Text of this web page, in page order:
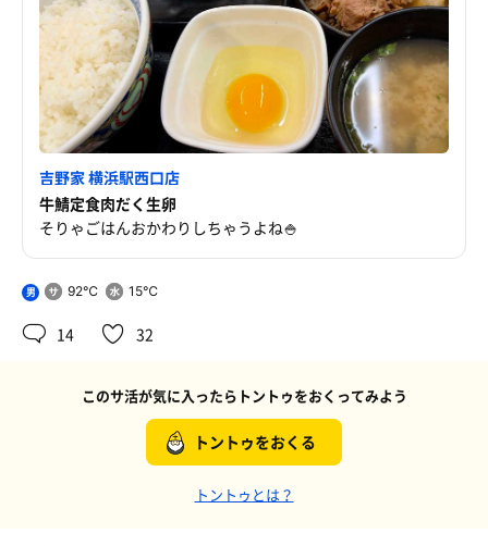
吉野家 横浜駅西口店
牛鯖定食肉だく生卵
そりゃごはんおかわりしちゃうよね🍚
男 92℃ 15℃
14 32
このサ活が気に入ったらトントゥをおくってみよう
トントゥをおくる
トントゥとは？